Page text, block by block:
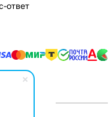
ответ